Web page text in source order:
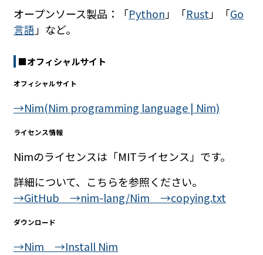
オープンソース製品：「Python 」「Rust 」「Go
言語 」など。
■オフィシャルサイト
オフィシャルサイト
→Nim(Nim programming language | Nim)
ライセンス情報
Nimのライセンスは「MITライセンス」です。
詳細について、こちらを参照ください。
→GitHub →nim-lang/Nim →copying.txt
ダウンロード
→Nim →Install Nim